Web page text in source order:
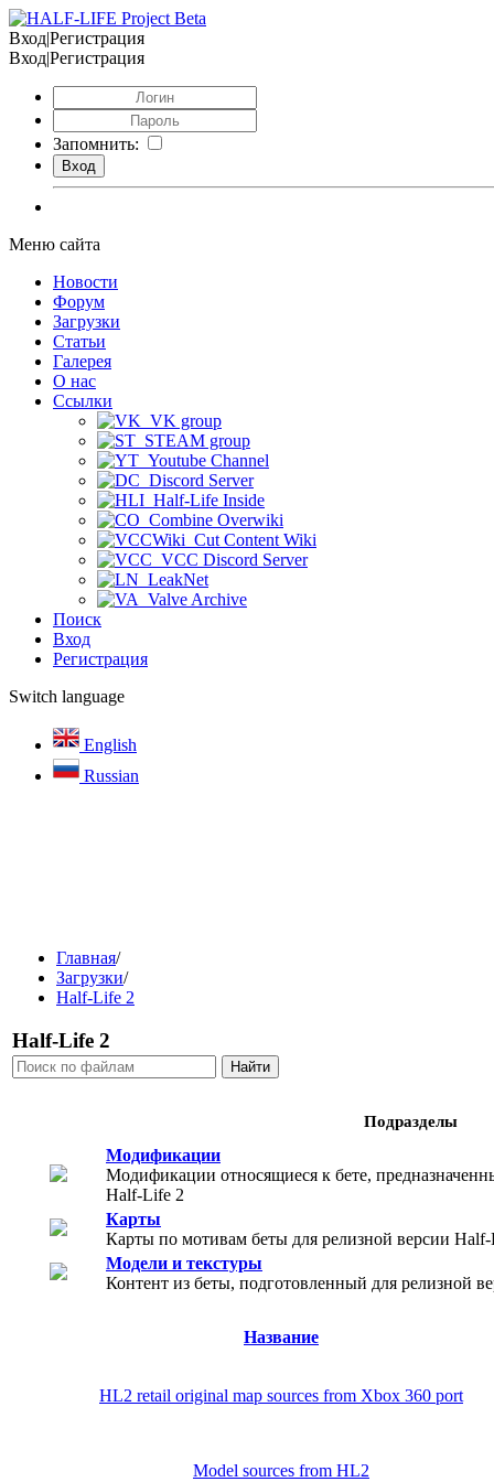
Вход|Регистрация
Вход|Регистрация
Запомнить:
Меню сайта
Новости
Форум
Загрузки
Статьи
Галерея
О нас
Ссылки
VK group
STEAM group
Youtube Channel
Discord Server
Half-Life Inside
Combine Overwiki
Cut Content Wiki
VCC Discord Server
LeakNet
Valve Archive
Поиск
Вход
Регистрация
Switch language
English
Russian
Главная/
Загрузки/
Half-Life 2
Half-Life 2
Подразделы
Модификации
Модификации относящиеся к бете,
Half-Life 2
Карты
Карты по мотивам беты для релизной версии
Модели и текстуры
Контент из беты, подготовленный для релизной
Название
HL2 retail original map sources from Xbox 360 port
Model sources from HL2